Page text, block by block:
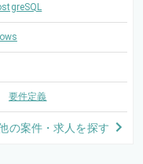
要件定義
の案件・求人を探す